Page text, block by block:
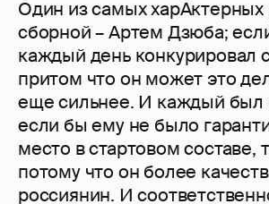
Один из самых харАктерных
сборной – Артем Дзюба;
каждый день конкурировал
притом что он может это
еще сильнее. И каждый был
если бы ему не было
место в стартовом составе,
потому что он более
россиянин. И